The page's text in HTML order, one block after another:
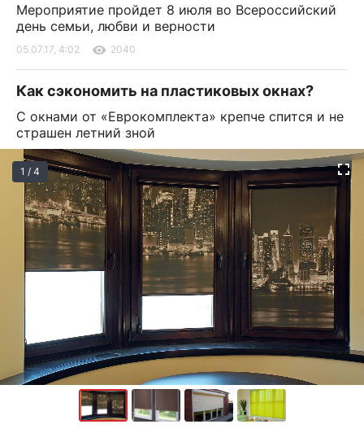
Мероприятие пройдет 8 июля во Всероссийский
день семьи, любви и верности
05.07.17, 4:02 2040
Как сэкономить на пластиковых окнах?
С окнами от «Еврокомплекта» крепче спится и не
страшен летний зной
1 / 4